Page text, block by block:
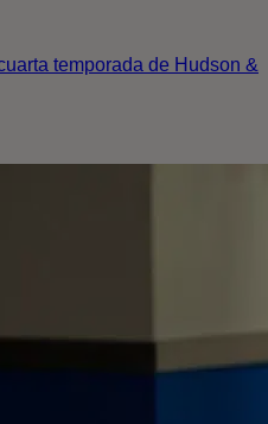
temporada de Hudson &